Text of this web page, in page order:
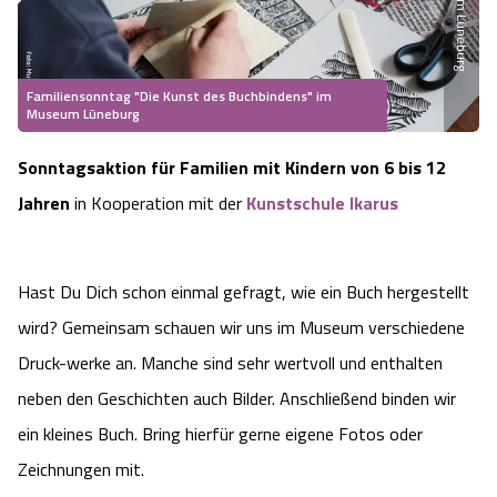
Heideflächen
Freizeitparks
Städte
Ferienwohnungen
Ferienhäuser
Naturpark Südheide
Naturerlebnis im Frühling
Naturerlebnis im Herbst
Ausflugsziele
Wandern
Quad Bahn Bispingen
Kletterparks
Abenteuerlabyrinth
Adventure Schnucken Golf
Serengeti Park
Thermen
Vegan, Fasten & Co.
Gesund & Fit
Balance
Wellness-Kurzurlaub
Hotels mit Schwimmbad
Die Hansestadt Lüneburg
Sehenswürdigkeiten Lüneburg
Shopping Lüneburg
Unterkünfte Lüneburg
Die Residenzstadt Celle
Hoher Kontrast Modus:
Schriftgröße: A A
Familiensonntag "Die Kunst des Buchbindens" im
Museum Lüneburg
Sonntagsaktion für Familien mit Kindern von 6 bis 12
Jahren in Kooperation mit der Kunstschule Ikarus
Hast Du Dich schon einmal gefragt, wie ein Buch hergestellt
wird? Gemeinsam schauen wir uns im Museum verschiedene
Druck-werke an. Manche sind sehr wertvoll und enthalten
neben den Geschichten auch Bilder. Anschließend binden wir
ein kleines Buch. Bring hierfür gerne eigene Fotos oder
Zeichnungen mit.